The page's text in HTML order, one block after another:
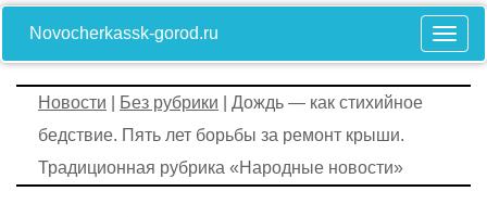
Novocherkassk-gorod.ru
Новости Без рубрики | Дождь — как стихийное
бедствие. Пять лет борьбы за ремонт крыши.
Традиционная рубрика «Народные новости»